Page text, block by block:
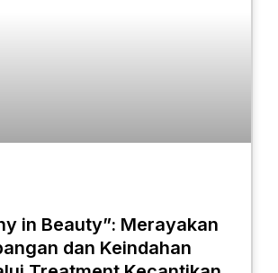
in Beauty”: Merayakan
dan Keindahan